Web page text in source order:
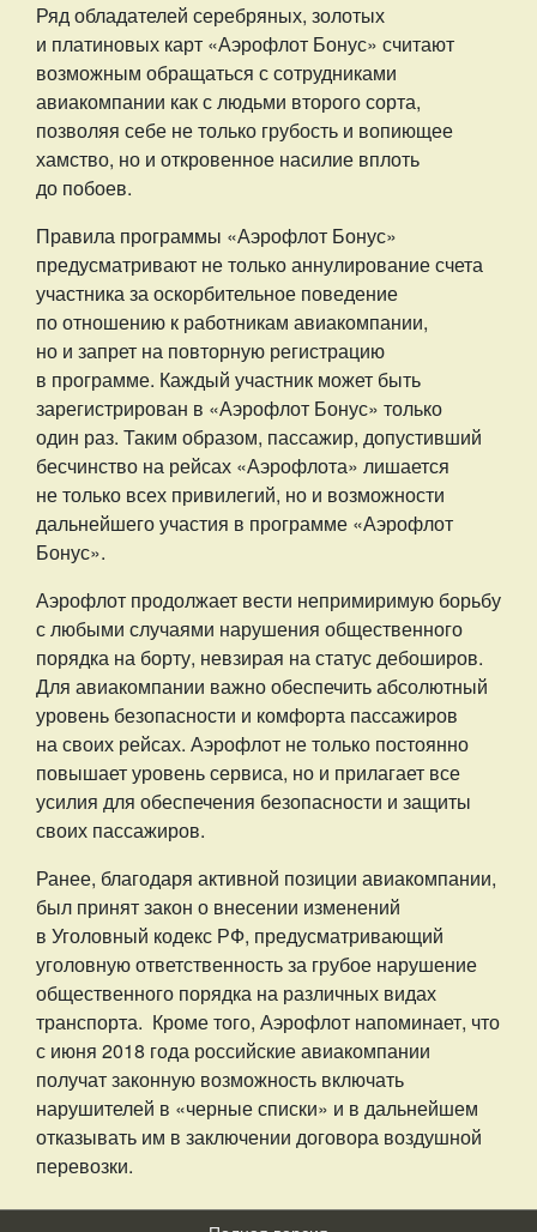
Ряд обладателей серебряных, золотых
и платиновых карт «Аэрофлот Бонус» считают
возможным обращаться с сотрудниками
авиакомпании как с людьми второго сорта,
позволяя себе не только грубость и вопиющее
хамство, но и откровенное насилие вплоть
до побоев.
Правила программы «Аэрофлот Бонус»
предусматривают не только аннулирование счета
участника за оскорбительное поведение
по отношению к работникам авиакомпании,
но и запрет на повторную регистрацию
в программе. Каждый участник может быть
зарегистрирован в «Аэрофлот Бонус» только
один раз. Таким образом, пассажир, допустивший
бесчинство на рейсах «Аэрофлота» лишается
не только всех привилегий, но и возможности
дальнейшего участия в программе «Аэрофлот
Бонус».
Аэрофлот продолжает вести непримиримую борьбу
с любыми случаями нарушения общественного
порядка на борту, невзирая на статус дебоширов.
Для авиакомпании важно обеспечить абсолютный
уровень безопасности и комфорта пассажиров
на своих рейсах. Аэрофлот не только постоянно
повышает уровень сервиса, но и прилагает все
усилия для обеспечения безопасности и защиты
своих пассажиров.
Ранее, благодаря активной позиции авиакомпании,
был принят закон о внесении изменений
в Уголовный кодекс РФ, предусматривающий
уголовную ответственность за грубое нарушение
общественного порядка на различных видах
транспорта. Кроме того, Аэрофлот напоминает, что
с июня 2018 года российские авиакомпании
получат законную возможность включать
нарушителей в «черные списки» и в дальнейшем
отказывать им в заключении договора воздушной
перевозки.